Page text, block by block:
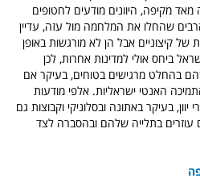
מאד מקיפה, היוונים מודעים לחטופים
שהחלו את המלחמה מול עזה, עדיין
של קיצוניים אבל הן לא מורגשות באופן
ביחס אולי למדינות אחרות, לכן
בהחלט מרגישים בטוחים, בעיקר אם
האנטי ישראליות. אלפי מודעות
בעיקר באתונה ובסלוניקי וקבוצות גם
עוזרים בתלייה שלהם ובהסברה לצד